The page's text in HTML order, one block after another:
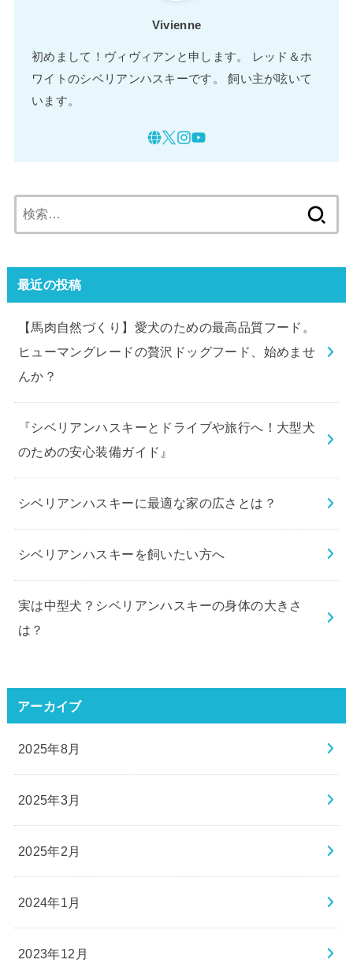
Vivienne
初めまして！ヴィヴィアンと申します。 レッド＆ホ
ワイトのシベリアンハスキーです。 飼い主が呟いて
います。
索:
最近の投稿
【馬肉自然づくり】愛犬のための最高品質フード。
ヒューマングレードの贅沢ドッグフード、始めませ
んか？
『シベリアンハスキーとドライブや旅行へ！大型犬
のための安心装備ガイド』
シベリアンハスキーに最適な家の広さとは？
シベリアンハスキーを飼いたい方へ
実は中型犬？シベリアンハスキーの身体の大きさ
は？
アーカイブ
2025年8月
2025年3月
2025年2月
2024年1月
2023年12月